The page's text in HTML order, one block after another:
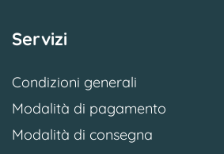
Servizi
Condizioni generali
Modalità di pagamento
Modalità di consegna